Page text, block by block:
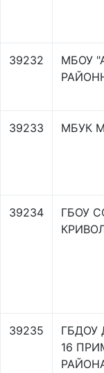
39232
МБОУ
39233 МБУК
39234
ГБОУ
39235
ГБДОУ
16